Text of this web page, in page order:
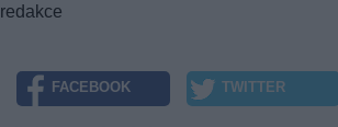
redakce
FACEBOOK TWITTER